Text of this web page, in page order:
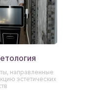
направленные
эстетических